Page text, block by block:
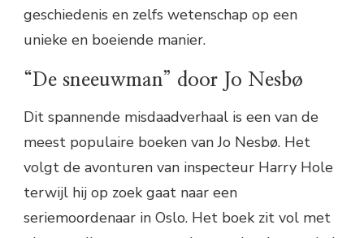
geschiedenis en zelfs wetenschap op een
unieke en boeiende manier.
“De sneeuwman” door Jo Nesbø
Dit spannende misdaadverhaal is een van de
meest populaire boeken van Jo Nesbø. Het
volgt de avonturen van inspecteur Harry Hole
terwijl hij op zoek gaat naar een
seriemoordenaar in Oslo. Het boek zit vol met